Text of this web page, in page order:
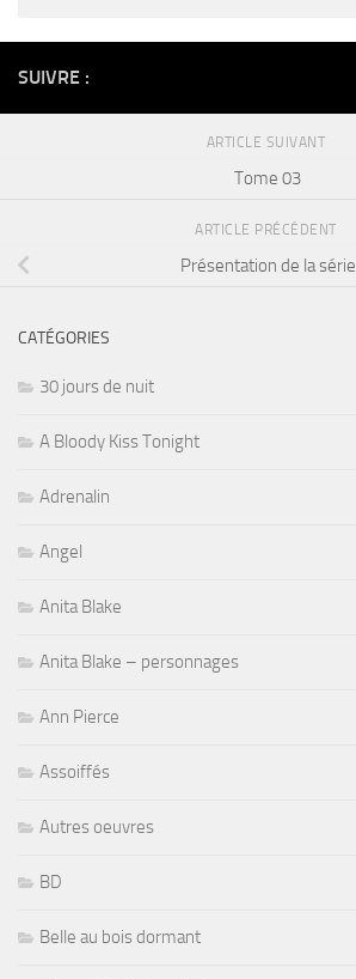
SUIVRE :
ARTICLE SUIVANT
Tome 03
ARTICLE PRÉCÉDENT
Présentation de la série
CATÉGORIES
30 jours de nuit
A Bloody Kiss Tonight
Adrenalin
Angel
Anita Blake
Anita Blake – personnages
Ann Pierce
Assoiffés
Autres oeuvres
BD
Belle au bois dormant